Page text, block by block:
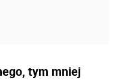
tym mniej